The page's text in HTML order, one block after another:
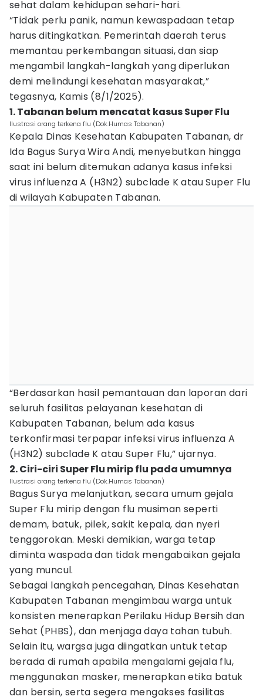
sehat dalam kehidupan sehari-hari.
“Tidak perlu panik, namun kewaspadaan tetap
harus ditingkatkan. Pemerintah daerah terus
memantau perkembangan situasi, dan siap
mengambil langkah-langkah yang diperlukan
demi melindungi kesehatan masyarakat,”
tegasnya, Kamis (8/1/2025).
1. Tabanan belum mencatat kasus Super Flu
Ilustrasi orang terkena flu (Dok.Humas Tabanan)
Kepala Dinas Kesehatan Kabupaten Tabanan, dr
Ida Bagus Surya Wira Andi, menyebutkan hingga
saat ini belum ditemukan adanya kasus infeksi
virus influenza A (H3N2) subclade K atau Super Flu
di wilayah Kabupaten Tabanan.
“Berdasarkan hasil pemantauan dan laporan dari
seluruh fasilitas pelayanan kesehatan di
Kabupaten Tabanan, belum ada kasus
terkonfirmasi terpapar infeksi virus influenza A
(H3N2) subclade K atau Super Flu,” ujarnya.
2. Ciri-ciri Super Flu mirip flu pada umumnya
Ilustrasi orang terkena flu (Dok.Humas Tabanan)
Bagus Surya melanjutkan, secara umum gejala
Super Flu mirip dengan flu musiman seperti
demam, batuk, pilek, sakit kepala, dan nyeri
tenggorokan. Meski demikian, warga tetap
diminta waspada dan tidak mengabaikan gejala
yang muncul.
Sebagai langkah pencegahan, Dinas Kesehatan
Kabupaten Tabanan mengimbau warga untuk
konsisten menerapkan Perilaku Hidup Bersih dan
Sehat (PHBS), dan menjaga daya tahan tubuh.
Selain itu, wargsa juga diingatkan untuk tetap
berada di rumah apabila mengalami gejala flu,
menggunakan masker, menerapkan etika batuk
dan bersin, serta segera mengakses fasilitas